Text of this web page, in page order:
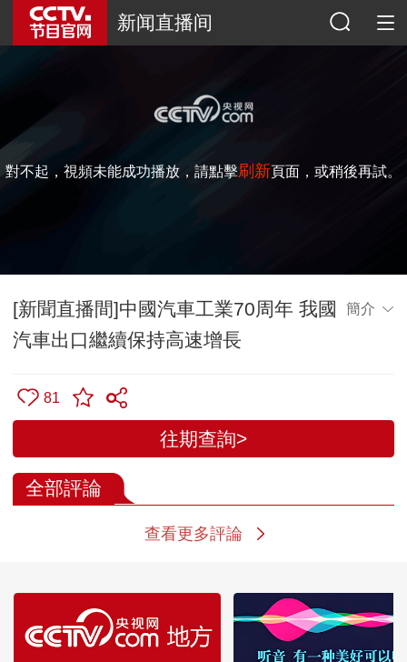
新闻直播间
對不起，視頻未能成功播放，請點擊刷新頁面，或稍後再試。
[新聞直播間]中國汽車工業70周年 我國
汽車出口繼續保持高速增長
簡介
81
往期查詢>
全部評論
查看更多評論